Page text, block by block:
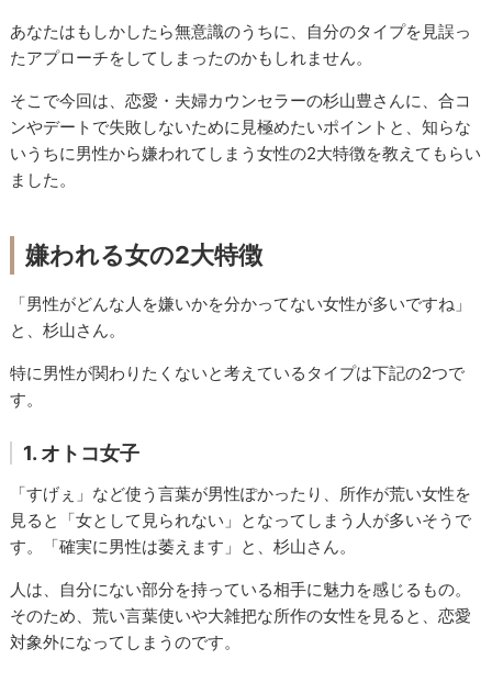
あなたはもしかしたら無意識のうちに、自分のタイプを見誤っ
たアプローチをしてしまったのかもしれません。
そこで今回は、恋愛・夫婦カウンセラーの杉山豊さんに、合コ
ンやデートで失敗しないために見極めたいポイントと、知らな
いうちに男性から嫌われてしまう女性の2大特徴を教えてもらい
ました。
嫌われる女の2大特徴
「男性がどんな人を嫌いかを分かってない女性が多いですね」
と、杉山さん。
特に男性が関わりたくないと考えているタイプは下記の2つで
す。
1. オトコ女子
「すげぇ」など使う言葉が男性ぽかったり、所作が荒い女性を
見ると「女として見られない」となってしまう人が多いそうで
す。「確実に男性は萎えます」と、杉山さん。
人は、自分にない部分を持っている相手に魅力を感じるもの。
そのため、荒い言葉使いや大雑把な所作の女性を見ると、恋愛
対象外になってしまうのです。